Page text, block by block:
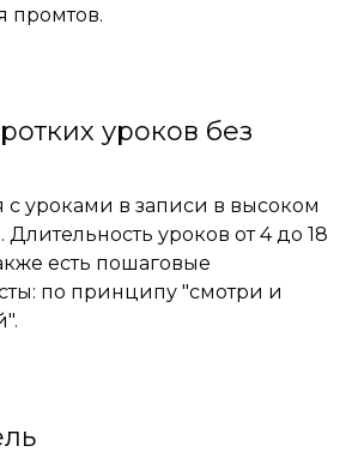
промтов.
уроков без
с уроками в записи в высоком
Длительность уроков от 4 до 18
есть пошаговые
по принципу "смотри и